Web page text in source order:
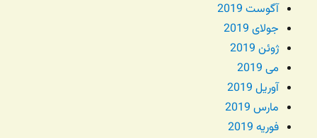
آگوست 2019
جولای 2019
ژوئن 2019
می 2019
آوریل 2019
مارس 2019
فوریه 2019